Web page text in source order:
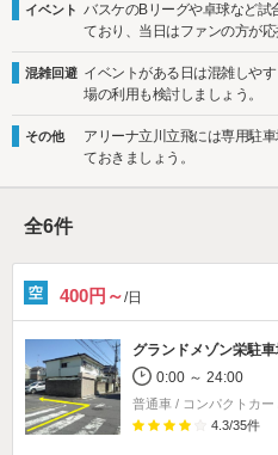
イベント バスケのBリーグや卓球など試
ており、当日はファンの方が応
混雑回避 イベントがある日は混雑しや
場の利用も検討しましょう。
その他
アリーナ立川立飛には専用駐
ておきましょう。
全6件
400円～/日
グランドメゾン栄駐
0:00 ～ 24:00
普通車 / コンパクトカー
4.3/35件